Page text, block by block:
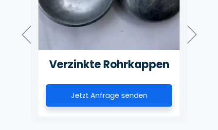
Verzinkte Rohrkappen
Jetzt Anfrage senden